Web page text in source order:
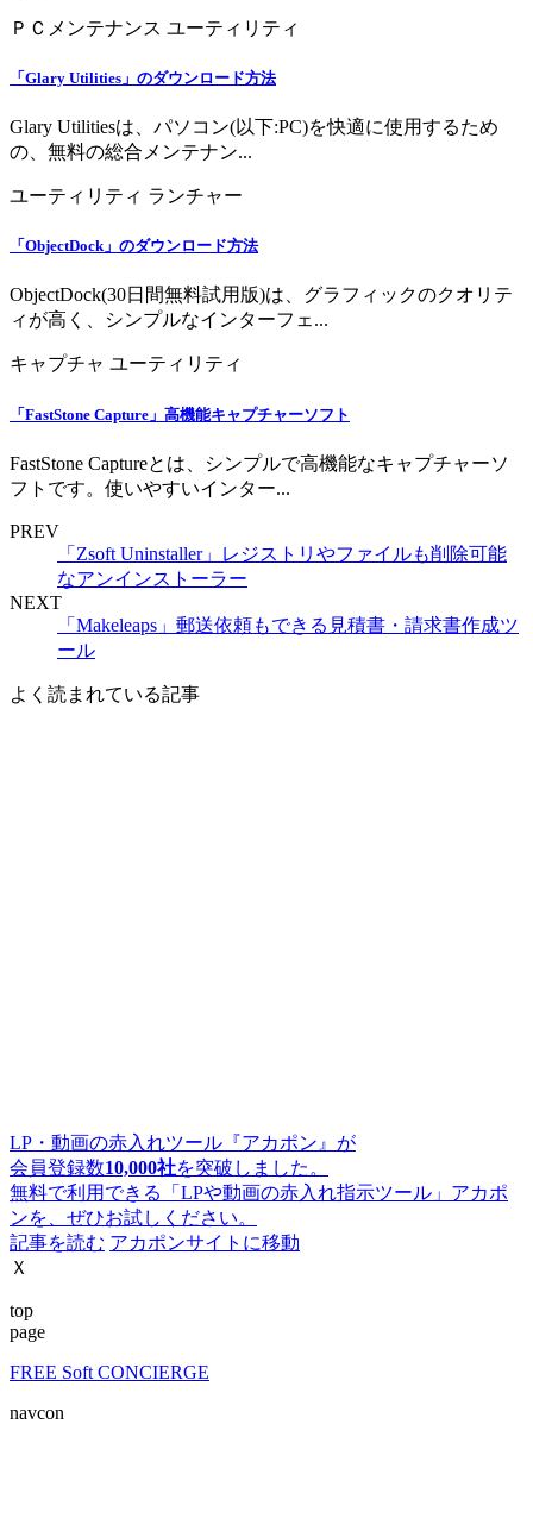
ＰＣメンテナンス ユーティリティ
「Glary Utilities」のダウンロード方法
Glary Utilitiesは、パソコン(以下:PC)を快適に使用するため
の、無料の総合メンテナン...
ユーティリティ ランチャー
「ObjectDock」のダウンロード方法
ObjectDock(30日間無料試用版)は、グラフィックのクオリテ
ィが高く、シンプルなインターフェ...
キャプチャ ユーティリティ
「FastStone Capture」高機能キャプチャーソフト
FastStone Captureとは、シンプルで高機能なキャプチャーソ
フトです。使いやすいインター...
PREV
「Zsoft Uninstaller」レジストリやファイルも削除可能
なアンインストーラー
NEXT
「Makeleaps」郵送依頼もできる見積書・請求書作成ツ
ール
よく読まれている記事
LP・動画の赤入れツール『アカポン』が
会員登録数10,000社を突破しました。
無料で利用できる「LPや動画の赤入れ指示ツール」アカポ
ンを、ぜひお試しください。
記事を読む アカポンサイトに移動
Ｘ
top
page
FREE Soft CONCIERGE
navcon